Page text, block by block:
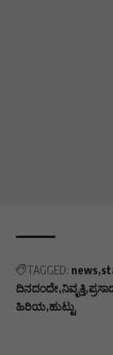
TAGGED: news
ದಿನದಂದೇ ನಿವೃತ್ತಿ
ಹಿರಿಯ ಹುಟ್ಟು